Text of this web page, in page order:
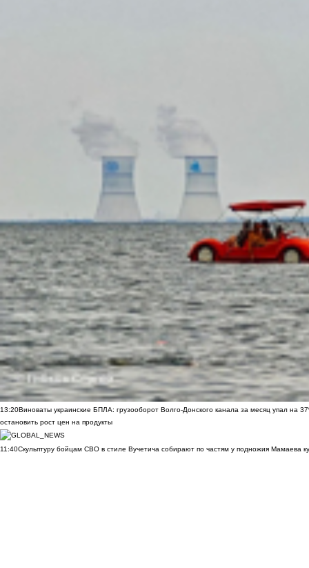
13:20Виноваты украинские БПЛА: грузооборот Волго-Донского канала за месяц упал на
остановить рост цен на продукты
11:40Скульптуру бойцам СВО в стиле Вучетича собирают по частям у подножия Мамаева